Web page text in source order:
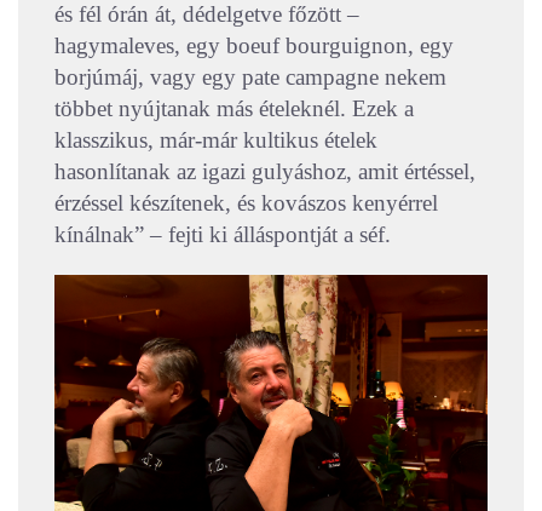
és fél órán át, dédelgetve főzött –
hagymaleves, egy boeuf bourguignon, egy
borjúmáj, vagy egy pate campagne nekem
többet nyújtanak más ételeknél. Ezek a
klasszikus, már-már kultikus ételek
hasonlítanak az igazi gulyáshoz, amit értéssel,
érzéssel készítenek, és kovászos kenyérrel
kínálnak” – fejti ki álláspontját a séf.